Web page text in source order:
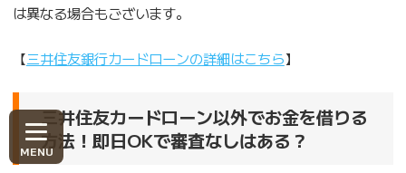
は異なる場合もございます。
【三井住友銀行カードローンの詳細はこちら】
三井住友カードローン以外でお金を借りる
方法！即日OKで審査なしはある？